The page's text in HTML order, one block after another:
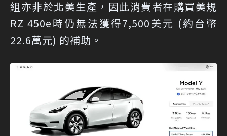
組亦非於北美生產，因此消費者在購買美規
RZ 450e時仍無法獲得7,500美元 (約台幣
22.6萬元) 的補助。